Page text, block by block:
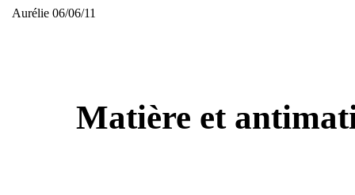
Aurélie 06/06/11
Matière et